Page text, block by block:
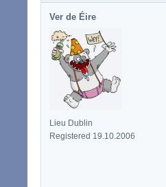
Ver de Éire
Lieu Dublin
Registered 19.10.2006